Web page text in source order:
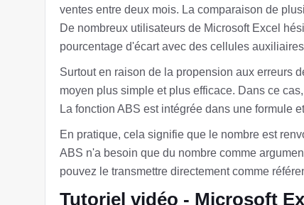
ventes entre deux mois. La comparaison de
De nombreux utilisateurs de Microsoft Excel
pourcentage d'écart avec des cellules
Surtout en raison de la propension aux erreurs
moyen plus simple et plus efficace. Dans ce
La fonction ABS est intégrée dans une formule
En pratique, cela signifie que le nombre est
ABS n'a besoin que du nombre comme
pouvez le transmettre directement comme
Tutoriel vidéo - Microsoft